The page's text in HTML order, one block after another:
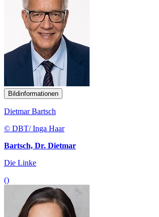
Bildinformationen
Dietmar Bartsch
© DBT/ Inga Haar
Bartsch, Dr. Dietmar
Die Linke
()